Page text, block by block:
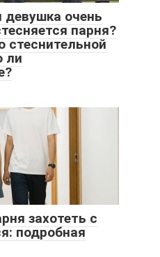
девушка очень
парня?
стеснительной
ли
захотеть с
подробная